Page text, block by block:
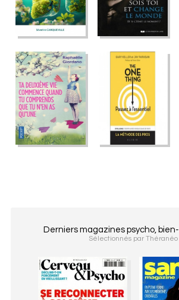
Derniers magazines psycho,
Sélectionnés par Théranéo